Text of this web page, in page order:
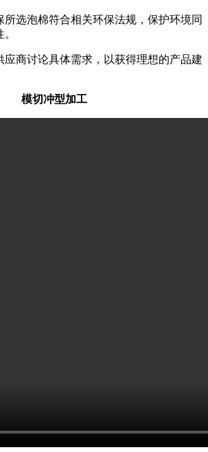
所选泡棉符合相关环保法规，保护环境同
应商讨论具体需求，以获得理想的产品建
模切冲型加工